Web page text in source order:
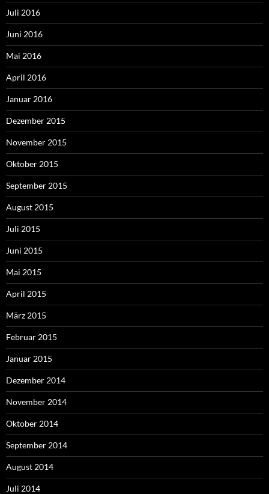
Juli 2016
Juni 2016
Mai 2016
April 2016
Januar 2016
Dezember 2015
November 2015
Oktober 2015
September 2015
August 2015
Juli 2015
Juni 2015
Mai 2015
April 2015
März 2015
Februar 2015
Januar 2015
Dezember 2014
November 2014
Oktober 2014
September 2014
August 2014
Juli 2014